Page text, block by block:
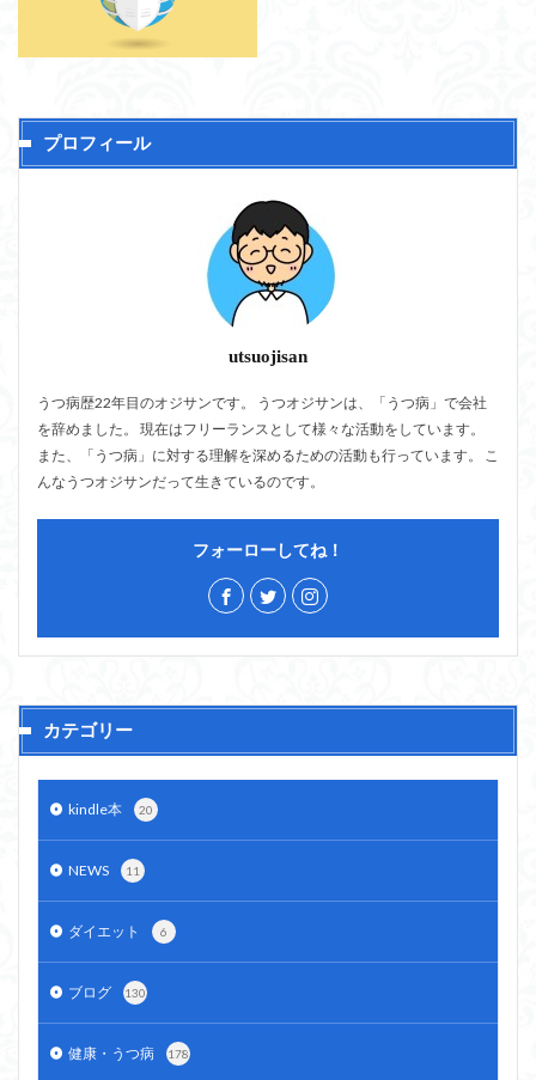
プロフィール
utsuojisan
うつ病歴22年目のオジサンです。 うつオジサンは、「うつ病」で会社
を辞めました。 現在はフリーランスとして様々な活動をしています。
また、「うつ病」に対する理解を深めるための活動も行っています。 こ
んなうつオジサンだって生きているのです。
フォーローしてね！
カテゴリー
kindle本 20
NEWS 11
ダイエット 6
ブログ 130
健康・うつ病 178